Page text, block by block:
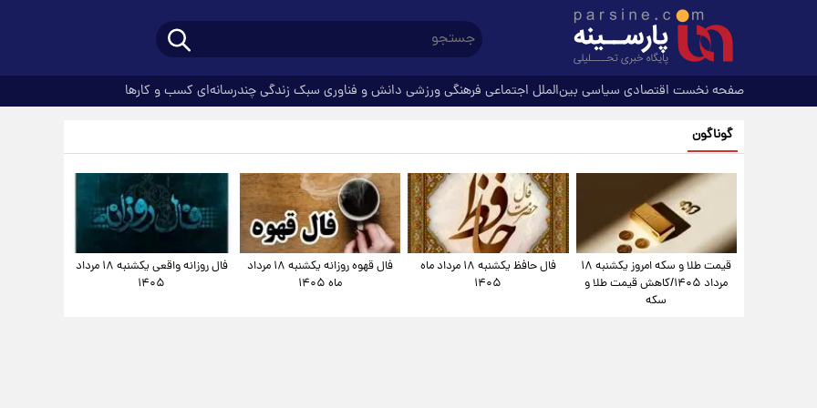
صفحه نخست اقتصادی سیاسی بین‌الملل اجتماعی فرهنگیورزشی دانش و فناوری سبک زندگیچندرسانه‌ای کسب و کارها
گوناگون
قیمت طلا و سکه امروز یکشنبه ۱۸
مرداد ۱۴۰۵/کاهش قیمت طلا و
سکه
فال حافظ یکشنبه ۱۸ مرداد ماه
۱۴۰۵
فال قهوه روزانه یکشنبه ۱۸ مرداد
ماه ۱۴۰۵
فال روزانه واقعی یکشنبه ۱۸ مرداد
۱۴۰۵